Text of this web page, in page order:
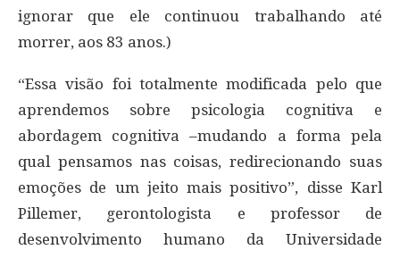
ignorar que ele continuou trabalhando até
morrer, aos 83 anos.)
“Essa visão foi totalmente modificada pelo que
aprendemos sobre psicologia cognitiva e
abordagem cognitiva –mudando a forma pela
qual pensamos nas coisas, redirecionando suas
emoções de um jeito mais positivo”, disse Karl
Pillemer, gerontologista e professor de
desenvolvimento humano da Universidade